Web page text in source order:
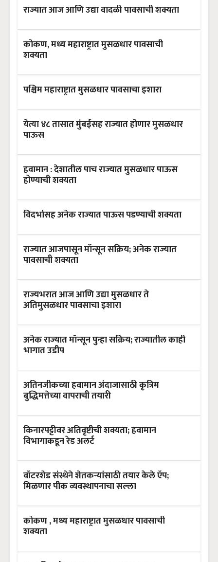
राज्यात आज आणि उद्या वादळी पावसाची शक्यता
कोकण, मध्य महाराष्ट्रात मुसळधार पावसाची
शक्यता
पश्चिम महाराष्ट्रात मुसळधार पावसाचा इशारा
येत्या ४८ तासात मुंबईसह राज्यात होणार मुसळधार
पाऊस
हवामान : देशातील पाच राज्यात मुसळधार पाऊस
होण्याची शक्यता
विदर्भासह अनेक राज्यात पाऊस पडण्याची शक्यता
राज्यात आजपासून मॉन्सून सक्रिय; अनेक राज्यात
पावसाची शक्यता
राज्यभरात आज आणि उद्या मुसळधार ते
अतिमुसळधार पावसाचा इशारा
अनेक राज्यात मॉन्सून पुन्हा सक्रिय; राज्यातील काही
भागात उडीप
अतिनजीकच्या हवामान अंदाजासाठी कृत्रिम
बुद्धिमत्तेच्या वापराची तयारी
किनारपट्टीवर अतिवृष्टीची शक्यता; हवामान
विभागाकडून रेड अलर्ट
वॉटरशेड संस्थेने शेतकऱ्यांसाठी तयार केले ऍप;
मिळणार पीक व्यवस्थापनाचा सल्ला
कोकण , मध्य महाराष्ट्रात मुसळधार पावसाची
शक्यता